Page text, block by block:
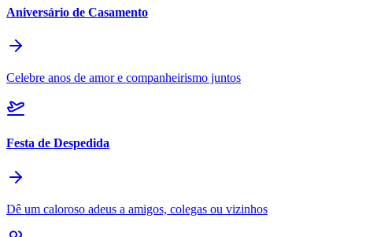
Aniversário de Casamento
Celebre anos de amor e companheirismo juntos
Festa de Despedida
Dê um caloroso adeus a amigos, colegas ou vizinhos